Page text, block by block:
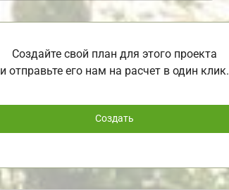
Создайте свой план для этого проекта
и отправьте его нам на расчет в один клик.
Создать